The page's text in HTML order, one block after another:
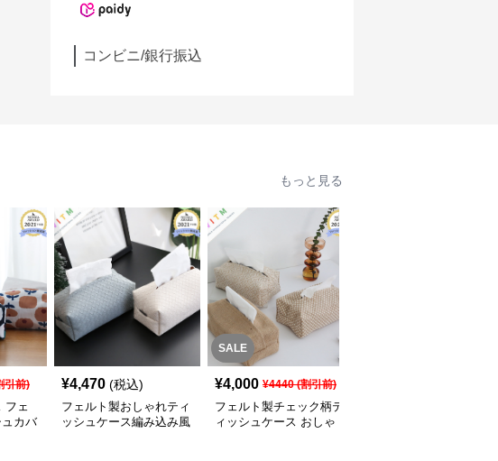
コンビニ/銀行振込
もっと見る
引前)
フェ
カバ
¥4,470 (税込)
フェルト製おしゃれティ
ッシュケース編み込み風
SALE
¥4,000 ¥4440(割引前)
フェルト製チェック柄テ
ィッシュケース おしゃ